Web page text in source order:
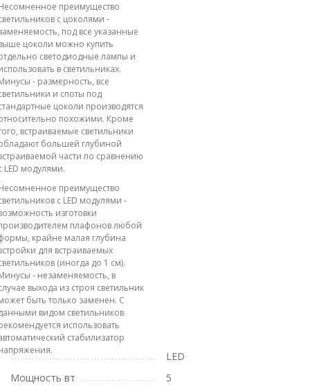
преимущество
с цоколями -
под все указанные
цоколи можно купить
светодиодные лампы и
в светильниках.
- размерность, все
и споты под
цоколи производятся
похожими. Кроме
встраиваемые светильники
большей глубиной
части по сравнению
LED модулями.
преимущество
с LED модулями -
изготовки
плафонов любой
крайне малая глубина
для встраиваемых
(иногда до 1 см).
- незаменяемость, в
выхода из строя светильник
быть только заменен. С
видом светильников
использовать
стабилизатор
LED
Мощность вт
5